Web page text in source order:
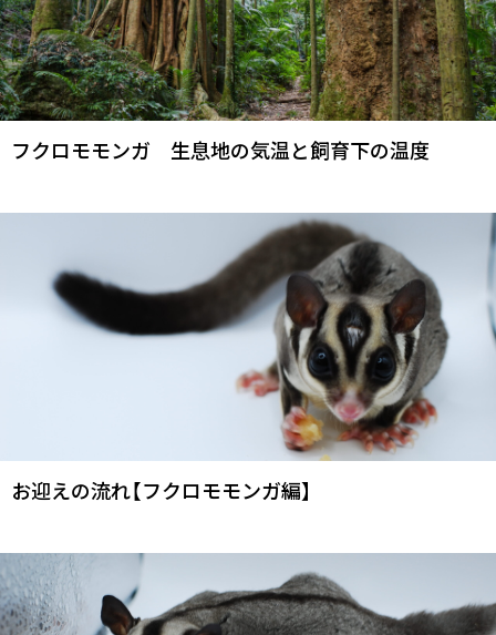
フクロモモンガ 生息地の気温と飼育下の温度
お迎えの流れ【フクロモモンガ編】